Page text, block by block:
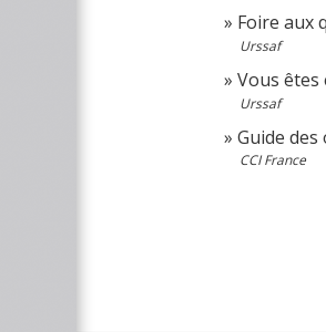
Foire aux
Urssaf
Vous êtes
Urssaf
Guide
CCI France